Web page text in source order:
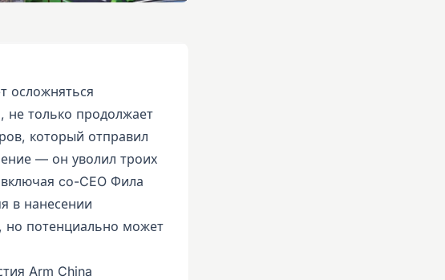
осложняться
не только продолжает
который отправил
— он уволил троих
co-CEO Фила
в нанесении
но потенциально может
Arm China